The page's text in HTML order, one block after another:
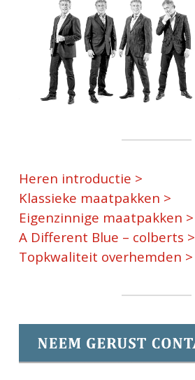
Heren introductie >
Klassieke maatpakken >
Eigenzinnige maatpakken >
A Different Blue – colberts >
Topkwaliteit overhemden >